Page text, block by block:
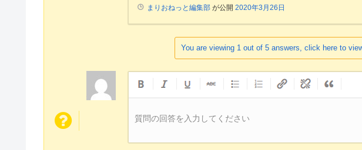
まりおねっと編集部 が公開 2020年3月26日
You are viewing 1 out of 5 answers, click here to
質問の回答を入力してください